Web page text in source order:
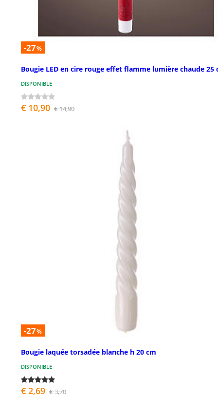
-27%
Bougie LED en cire rouge effet flamme lumière chaude 25
DISPONIBLE
€ 10,90 € 14,90
-27%
Bougie laquée torsadée blanche h 20 cm
DISPONIBLE
€ 2,69 € 3,70